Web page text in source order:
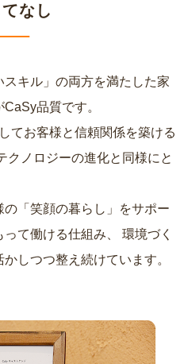
なし
スキル」の両方を満たした家
品質です。
てお客様と信頼関係を築ける
「笑顔の暮らし」をサポー
て働ける仕組み、
しつつ整え続けています。